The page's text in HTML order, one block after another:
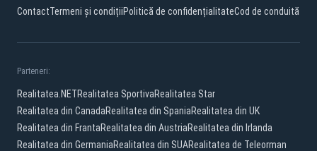
ContactTermeni și condițiiPolitică de confidențialitateCod de conduită
Parteneri:
Realitatea.NETRealitatea SportivaRealitatea Star
Realitatea din CanadaRealitatea din SpaniaRealitatea din UK
Realitatea din FrantaRealitatea din AustriaRealitatea din Irlanda
Realitatea din GermaniaRealitatea din SUARealitatea de Teleorman